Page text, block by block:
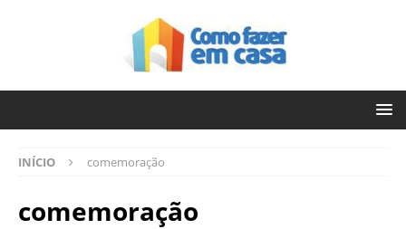
INÍCIO comemoração
comemoração